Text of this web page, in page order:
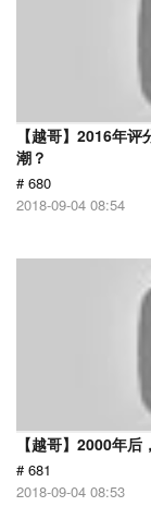
【越哥】2016年
潮？
# 680
2018-09-04 08:54
【越哥】2000年
# 681
2018-09-04 08:53